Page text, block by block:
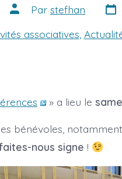
Auteur
de
publication
Par stefhan
de
associatives
» a lieu le
bénévoles,
nous signe !